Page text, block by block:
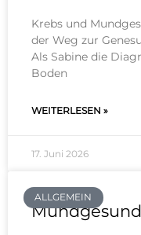
Krebs und
der Weg zur
Als Sabine die
Boden
WEITERLESEN »
17. Juni 2026
ALLGEMEIN